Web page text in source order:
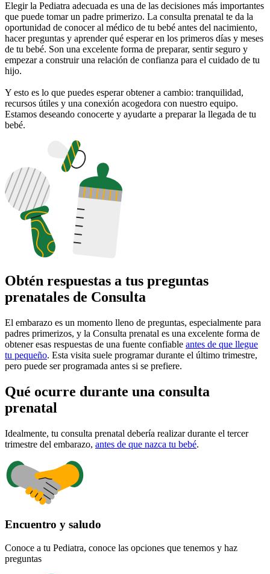
Elegir la Pediatra adecuada es una de las decisiones más importantes
que puede tomar un padre primerizo. La consulta prenatal te da la
oportunidad de conocer al médico de tu bebé antes del nacimiento,
hacer preguntas y aprender qué esperar en los primeros días y meses
de tu bebé. Son una excelente forma de preparar, sentir seguro y
empezar a construir una relación de confianza para el cuidado de tu
hijo.
Y esto es lo que puedes esperar obtener a cambio: tranquilidad,
recursos útiles y una conexión acogedora con nuestro equipo.
Estamos deseando conocerte y ayudarte a preparar la llegada de tu
bebé.
Obtén respuestas a tus preguntas
prenatales de Consulta
El embarazo es un momento lleno de preguntas, especialmente para
padres primerizos, y la Consulta prenatal es una excelente forma de
obtener esas respuestas de una fuente confiable antes de que llegue
tu pequeño. Esta visita suele programar durante el último trimestre,
pero puede ser programada antes si se prefiere.
Qué ocurre durante una consulta
prenatal
Idealmente, tu consulta prenatal debería realizar durante el tercer
trimestre del embarazo, antes de que nazca tu bebé.
Encuentro y saludo
Conoce a tu Pediatra, conoce las opciones que tenemos y haz
preguntas